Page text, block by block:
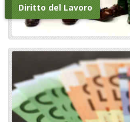
Diritto del Lavoro